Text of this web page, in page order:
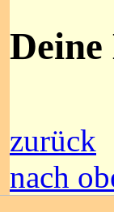
zurück
nach